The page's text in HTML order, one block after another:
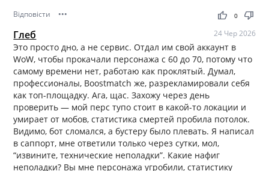
Відповісти ••• thumb_up thumb_down
0
Глеб 24 Чер 2026
Это просто дно, а не сервис. Отдал им свой аккаунт в
WoW, чтобы прокачали персонажа с 60 до 70, потому что
самому времени нет, работаю как проклятый. Думал,
профессионалы, Boostmatch же, разрекламировали себя
как топ-площадку. Ага, щас. Захожу через день
проверить — мой перс тупо стоит в какой-то локации и
умирает от мобов, статистика смертей пробила потолок.
Видимо, бот сломался, а бустеру было плевать. Я написал
в саппорт, мне ответили только через сутки, мол,
“извините, технические неполадки”. Какие нафиг
неполадки? Вы мне персонажа угробили, статистику